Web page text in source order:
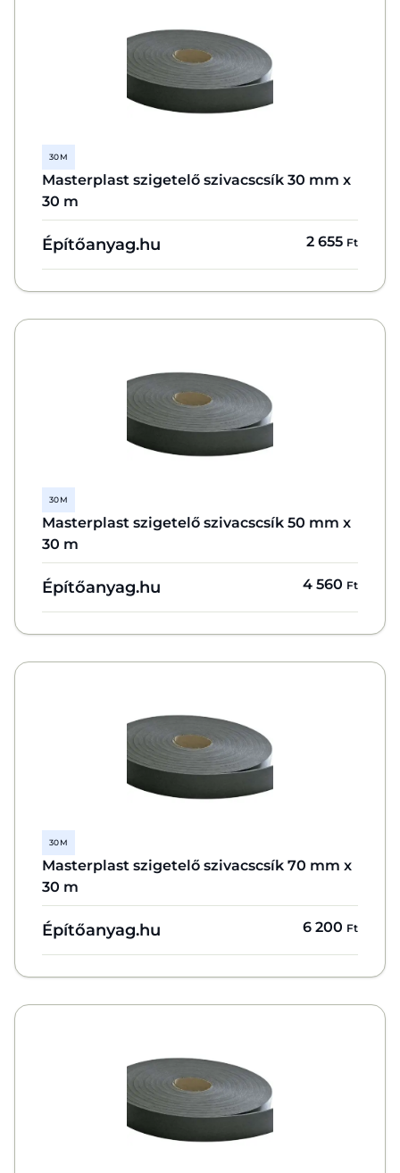
30 M
Masterplast szigetelő szivacscsík 30 mm x
30 m
Építőanyag.hu 2 655 Ft
30 M
Masterplast szigetelő szivacscsík 50 mm x
30 m
Építőanyag.hu 4 560 Ft
30 M
Masterplast szigetelő szivacscsík 70 mm x
30 m
Építőanyag.hu 6 200 Ft